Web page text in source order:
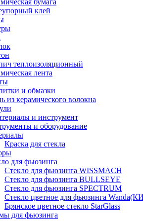
бумага
клей
теплоизоляционный
лента
и обмазки
из керамического волокна
и инструмент
и оборудование
Краска для стекла
для фьюзинга
Стекло для фьюзинга WISSMACH
Стекло для фьюзинга BULLSEYE
Стекло для фьюзинга SPECTRUM
Стекло цветное для фьюзинга
Брянское цветное стекло StarGlass
для фьюзинга